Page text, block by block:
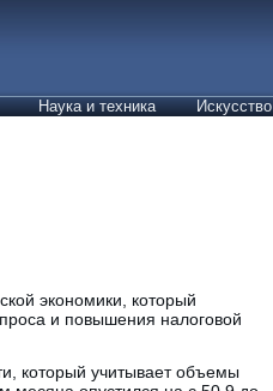
Наука и техника Искусство
экономики, который
и повышения налоговой
который учитывает объемы